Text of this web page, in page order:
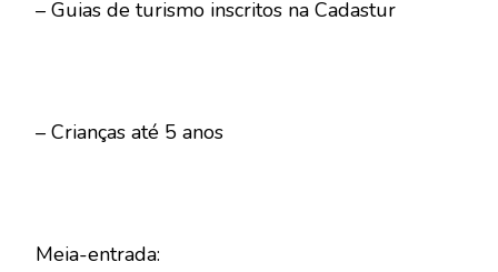
– Guias de turismo inscritos na Cadastur
– Crianças até 5 anos
Meia-entrada: